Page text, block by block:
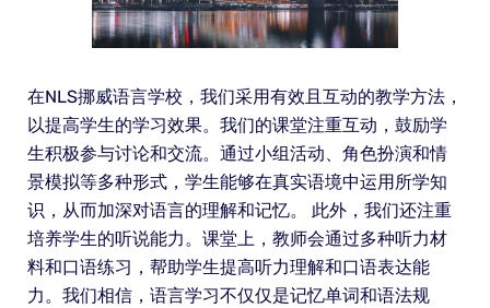
在NLS挪威语言学校，我们采用有效且互动的教学方法，
以提高学生的学习效果。我们的课堂注重互动，鼓励学
生积极参与讨论和交流。通过小组活动、角色扮演和情
景模拟等多种形式，学生能够在真实语境中运用所学知
识，从而加深对语言的理解和记忆。 此外，我们还注重
培养学生的听说能力。课堂上，教师会通过多种听力材
料和口语练习，帮助学生提高听力理解和口语表达能
力。我们相信，语言学习不仅仅是记忆单词和语法规